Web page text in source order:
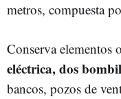
metros, compuesta
Conserva elementos
eléctrica, dos
bancos, pozos de